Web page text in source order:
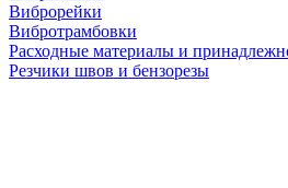
Виброрейки
Вибротрамбовки
Расходные материалы и
Резчики швов и бензорезы